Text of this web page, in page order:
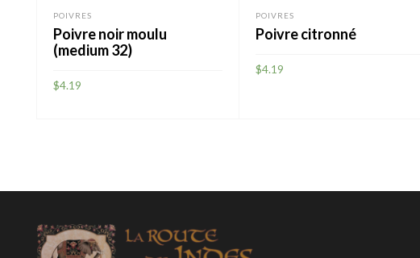
POIVRES
Poivre noir moulu
(medium 32)
$4.19
POIVRES
Poivre citronné
$4.19